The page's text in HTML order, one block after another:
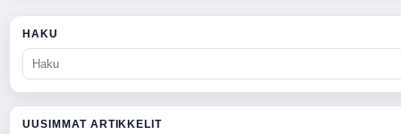
HAKU
UUSIMMAT ARTIKKELIT